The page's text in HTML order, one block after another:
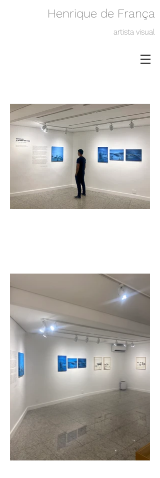
Henrique de França
artista visual